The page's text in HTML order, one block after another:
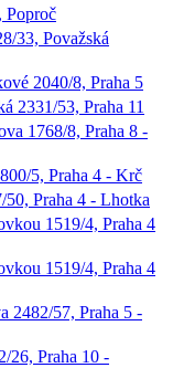
Poproč
33, Považská
2040/8, Praha 5
2331/53, Praha 11
1768/8, Praha 8 -
5, Praha 4 - Krč
50, Praha 4 - Lhotka
1519/4, Praha 4
1519/4, Praha 4
2482/57, Praha 5 -
26, Praha 10 -